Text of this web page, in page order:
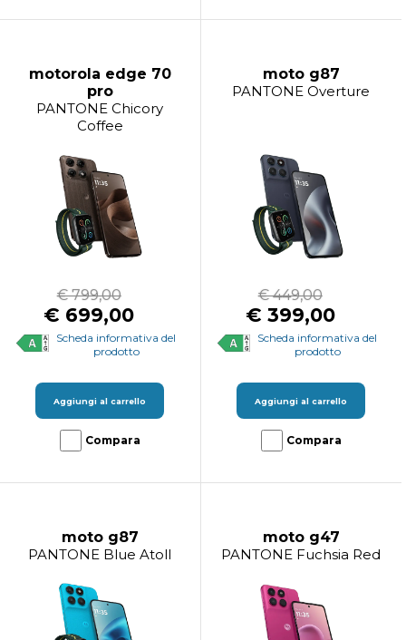
motorola edge 70
pro
PANTONE Chicory
Coffee
€ 799,00
€ 699,00
Scheda informativa del
prodotto
Aggiungi al carrello
Compara
moto g87
PANTONE Overture
€ 449,00
€ 399,00
Scheda informativa del
prodotto
Aggiungi al carrello
Compara
moto g87
PANTONE Blue Atoll
moto g47
PANTONE Fuchsia Red